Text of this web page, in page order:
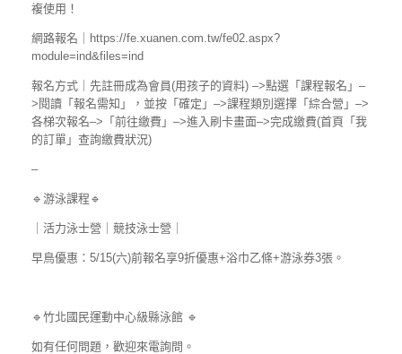
複使用！
網路報名｜https://fe.xuanen.com.tw/fe02.aspx?
module=ind&files=ind
報名方式｜先註冊成為會員(用孩子的資料) –>點選「課程報名」–
>閱讀「報名需知」，並按「確定」–>課程類別選擇「綜合營」–>
各梯次報名–>「前往繳費」–>進入刷卡畫面–>完成繳費(首頁「我
的訂單」查詢繳費狀況)
–
🔹游泳課程🔹
｜活力泳士營｜競技泳士營｜
早鳥優惠：5/15(六)前報名享9折優惠+浴巾乙條+游泳券3張。
🔹竹北國民運動中心級縣泳館 🔹
如有任何問題，歡迎來電詢問。